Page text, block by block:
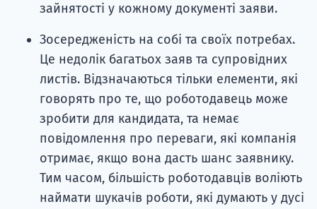
зайнятості у кожному документі заяви.
Зосередженість на собі та своїх потребах.
Це недолік багатьох заяв та супровідних
листів. Відзначаються тільки елементи, які
говорять про те, що роботодавець може
зробити для кандидата, та немає
повідомлення про переваги, які компанія
отримає, якщо вона дасть шанс заявнику.
Тим часом, більшість роботодавців воліють
наймати шукачів роботи, які думають у дусі